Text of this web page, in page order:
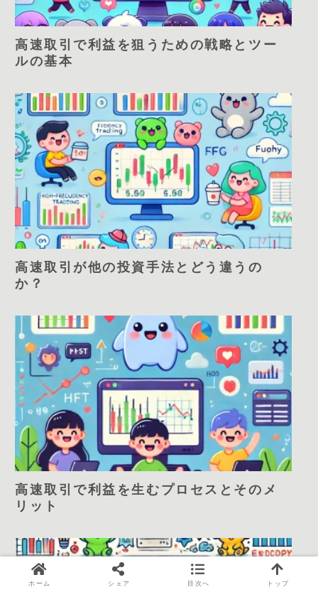
高速取引で利益を狙うための戦略とツー
ルの基本
高速取引が他の投資手法とどう違うの
か？
高速取引で利益を生むプロセスとそのメ
リット
ホーム シェア 目次へ トップ